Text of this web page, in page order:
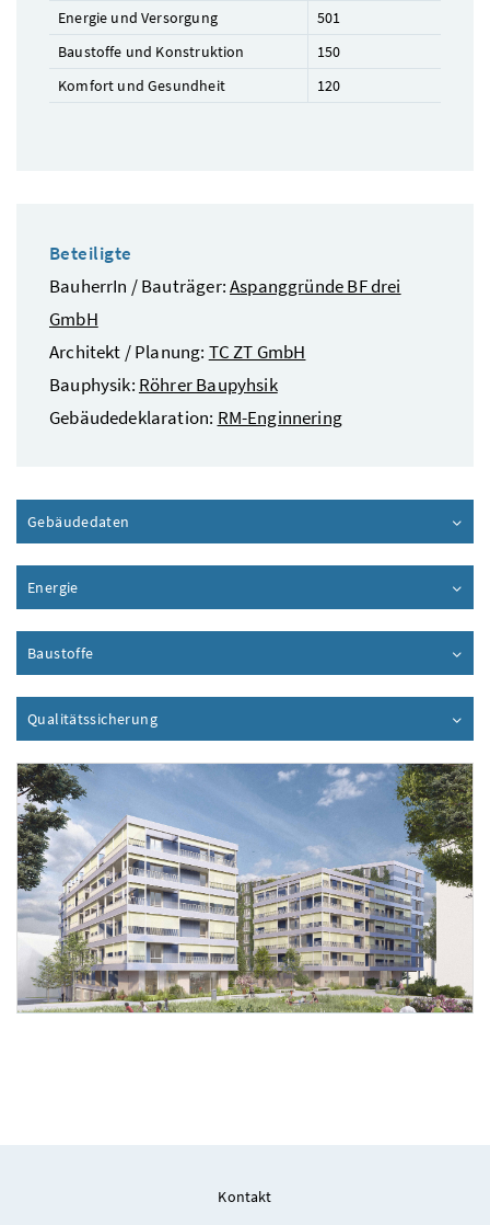
Energie und Versorgung
501
Baustoffe und Konstruktion
150
Komfort und Gesundheit
120
Beteiligte
BauherrIn / Bauträger:Aspanggründe BF drei
GmbH
Architekt / Planung: TC ZT GmbH
Bauphysik: Röhrer Baupyhsik
Gebäudedeklaration: RM-Enginnering
Gebäudedaten
Energie
Baustoffe
QualitätssicherungInhalt aufklappen
Kontakt